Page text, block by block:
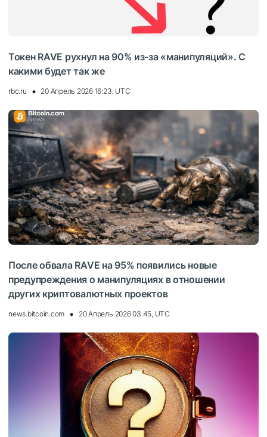
Токен RAVE рухнул на 90% из-за «манипуляций». С
какими будет так же
rbc.ru 20 Апрель 2026 16:23, UTC
После обвала RAVE на 95% появились новые
предупреждения о манипуляциях в отношении
других криптовалютных проектов
news.bitcoin.com 20 Апрель 2026 03:45, UTC